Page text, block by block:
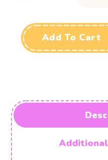
Add To Cart